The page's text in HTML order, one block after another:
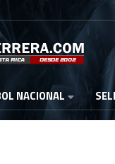
NACIONAL